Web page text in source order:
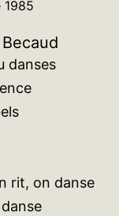
1985
danses
rit, on danse